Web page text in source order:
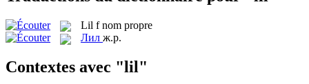
Lil f nom propre
Лил ж.р.
Contextes avec "lil"